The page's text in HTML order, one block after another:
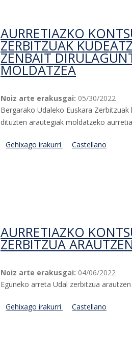
AURRETIAZKO
ZERBITZUAK
ZENBAIT
MOLDATZEA
Noiz arte erakusgai: 05/30/2022
Bergarako Udaleko Euskara
dituzten arautegiak moldatzeko
Gehixago irakurri Aurretiazko
Castellano
AURRETIAZKO
ZERBITZUA
Noiz arte erakusgai: 04/06/2022
Eguneko arreta Udal zerbitzua
Gehixago irakurri Aurretiazko
Castellano